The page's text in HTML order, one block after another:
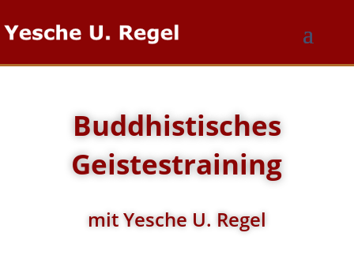
Buddhistisches
Geistestraining
mit Yesche U. Regel